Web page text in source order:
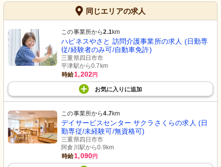
同じエリアの求人
この事業所から2.1km
ハピネスやさと 訪問介護事業所の求人 (日勤専
従/経験者のみ可/自動車免許)
三重県四日市市
平津駅から0.7km
時給1,202円
お気に入り に追加
この事業所から4.7km
デイサービスセンター サクラさくらの求人 (日
勤専従/未経験可/無資格可)
三重県四日市市
阿倉川駅から0.9km
時給1,090円